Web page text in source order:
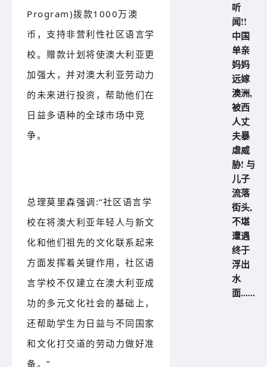
Program)拨款1000万澳
币，支持非营利性社区语言学
校。赠款计划将使澳大利亚更
加强大，并对澳大利亚劳动力
的未来进行投资，帮助他们在
日益多语种的全球市场中竞
争。
总理莫里森强调:“社区语言学
校在将澳大利亚年轻人与新文
化和他们祖先的文化联系起来
方面发挥着关键作用，社区语
言学校不仅建立在澳大利亚成
功的多元文化社会的基础上，
还帮助学生为日益与不同国家
和文化打交道的劳动力做好准
备。”
听
闻!!
中国
单亲
妈妈
远嫁
澳洲,
被西
人丈
夫暴
虐威
胁! 与
儿子
流落
街头,
不堪
遭遇
终于
浮出
水
面......